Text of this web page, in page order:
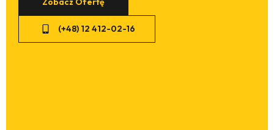
(+48) 12 412-02-16